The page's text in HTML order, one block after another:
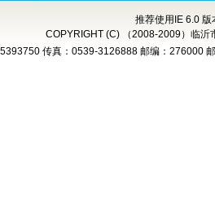
推荐使用IE 6.0
COPYRIGHT (C) （2008-2009）临
传真：0539-3126888 邮编：276000